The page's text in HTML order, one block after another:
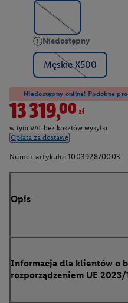
Niedostępny
Męskie X500
Niedostępny online! Podobne
13319,00zł
w tym VAT bez kosztów wysyłki
Opłata za dostawę
Numer artykułu: 100392870003
Opis
Informacja dla klientów o
rozporządzeniem UE 2023/